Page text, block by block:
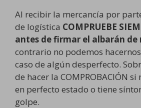
Al recibir la mercancía por
de logística COMPRUEBE
antes de firmar el albarán de
contrario no podemos
caso de algún desperfecto.
de hacer la COMPROBACIÓN
en perfecto estado o tiene
golpe.